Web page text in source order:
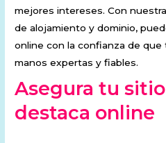
mejores intereses. Con
de alojamiento y dominio,
online con la confianza de
manos expertas y fiables.
Asegura tu
destaca online